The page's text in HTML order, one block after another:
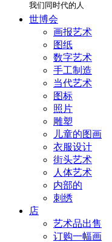
我们同时代的人
世博会
画报艺术
图纸
数字艺术
手工制造
当代艺术
图标
照片
雕塑
儿童的图画
衣服设计
街头艺术
人体艺术
内部的
刺绣
店
艺术品出售
订购一幅画